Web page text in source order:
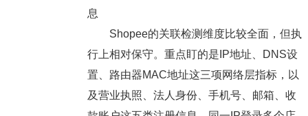
息
Shopee的关联检测维度比较全面，但执
行上相对保守。重点盯的是IP地址、DNS设
置、路由器MAC地址这三项网络层指标，以
及营业执照、法人身份、手机号、邮箱、收